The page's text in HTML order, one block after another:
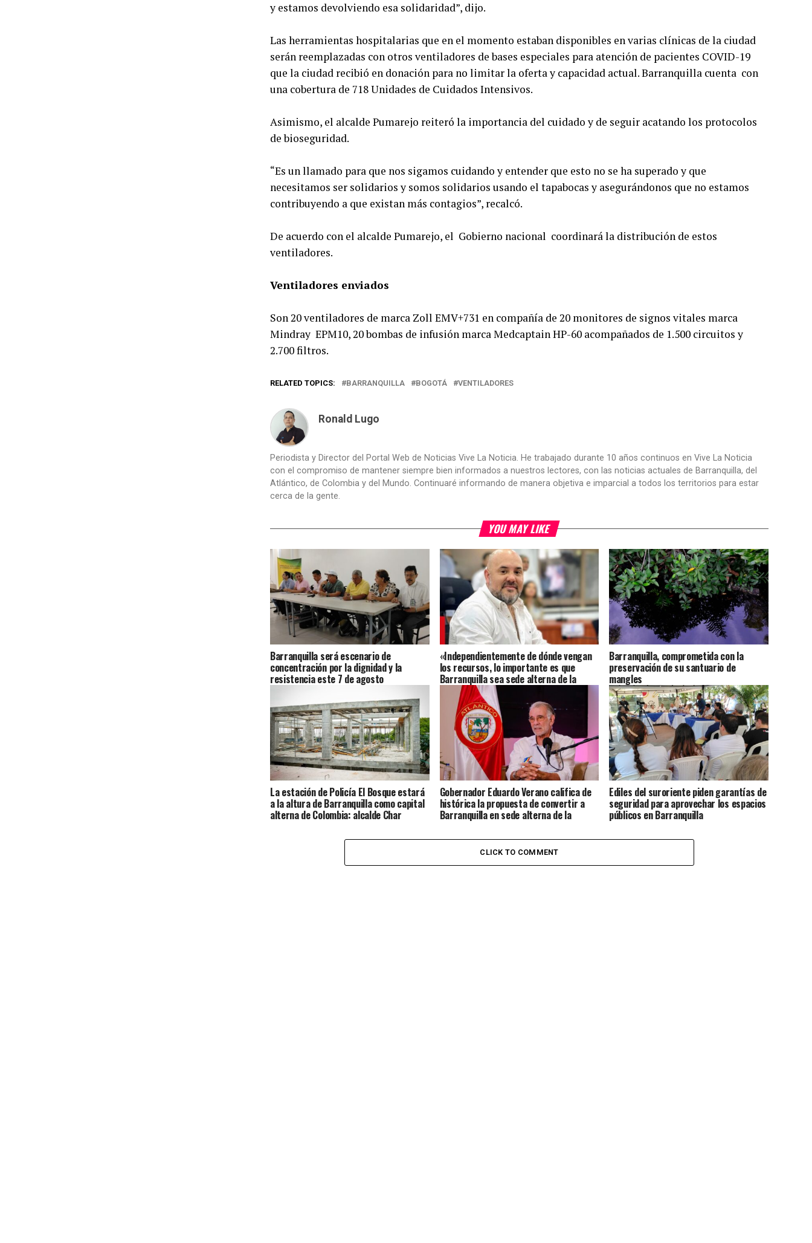
y estamos devolviendo esa solidaridad”, dijo.
Las herramientas hospitalarias que en el momento estaban disponibles en varias clínicas de la ciudad
serán reemplazadas con otros ventiladores de bases especiales para atención de pacientes COVID-19
que la ciudad recibió en donación para no limitar la oferta y capacidad actual. Barranquilla cuenta con
una cobertura de 718 Unidades de Cuidados Intensivos.
Asimismo, el alcalde Pumarejo reiteró la importancia del cuidado y de seguir acatando los protocolos
de bioseguridad.
“Es un llamado para que nos sigamos cuidando y entender que esto no se ha superado y que
necesitamos ser solidarios y somos solidarios usando el tapabocas y asegurándonos que no estamos
contribuyendo a que existan más contagios”, recalcó.
De acuerdo con el alcalde Pumarejo, el Gobierno nacional coordinará la distribución de estos
ventiladores.
Ventiladores enviados
Son 20 ventiladores de marca Zoll EMV+731 en compañía de 20 monitores de signos vitales marca
Mindray EPM10, 20 bombas de infusión marca Medcaptain HP-60 acompañados de 1.500 circuitos y
2.700 filtros.
RELATED TOPICS: BARRANQUILLA BOGOTÁ VENTILADORES
Ronald Lugo
Periodista y Director del Portal Web de Noticias Vive La Noticia. He trabajado durante 10 años continuos en Vive La Noticia
con el compromiso de mantener siempre bien informados a nuestros lectores, con las noticias actuales de Barranquilla, del
Atlántico, de Colombia y del Mundo. Continuaré informando de manera objetiva e imparcial a todos los territorios para estar
cerca de la gente.
YOU MAY LIKE
Barranquilla será escenario de
concentración por la dignidad y la
resistencia este 7 de agosto
«Independientemente de dónde vengan
los recursos, lo importante es que
Barranquilla sea sede alterna de la
Presidencia»: Villafañez Jabba
Barranquilla, comprometida con la
preservación de su santuario de
mangles
La estación de Policía El Bosque estará
a la altura de Barranquilla como capital
alterna de Colombia: alcalde Char
Gobernador Eduardo Verano califica de
histórica la propuesta de convertir a
Barranquilla en sede alterna de la
Ediles del suroriente piden garantías de
seguridad para aprovechar los espacios
públicos en Barranquilla
CLICK TO COMMENT